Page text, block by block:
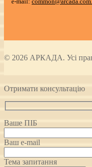
e-mail:
© 2026 АРКАДА. Усі
Отримати консультацію
Ваше ПІБ
Ваш e-mail
Тема запитання